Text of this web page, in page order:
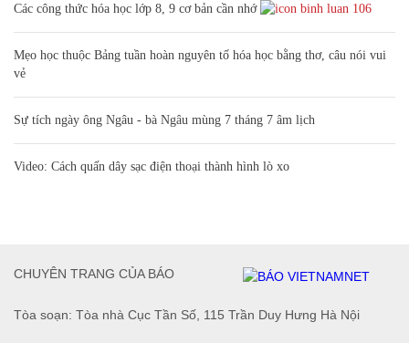
Các công thức hóa học lớp 8, 9 cơ bản cần nhớ 106
Mẹo học thuộc Bảng tuần hoàn nguyên tố hóa học bằng thơ, câu nói vui
vẻ
Sự tích ngày ông Ngâu - bà Ngâu mùng 7 tháng 7 âm lịch
Video: Cách quấn dây sạc điện thoại thành hình lò xo
Tòa soạn: Tòa nhà Cục Tần Số, 115 Trần Duy Hưng Hà Nội
CHUYÊN TRANG CỦA BÁO